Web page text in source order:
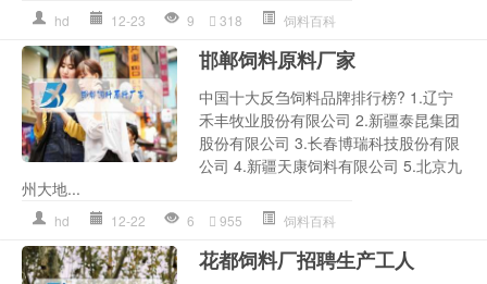
hd 12-23 9 318 饲料百科
邯郸饲料原料厂家
中国十大反刍饲料品牌排行榜? 1.辽宁
禾丰牧业股份有限公司 2.新疆泰昆集团
股份有限公司 3.长春博瑞科技股份有限
公司 4.新疆天康饲料有限公司 5.北京九
州大地...
hd 12-22 6 955 饲料百科
花都饲料厂招聘生产工人